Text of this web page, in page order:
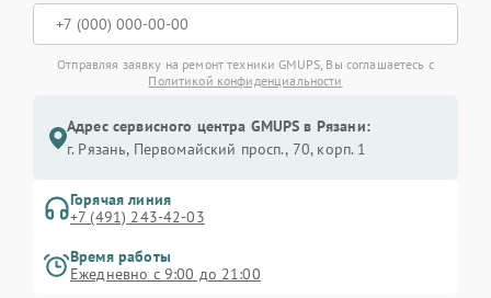
Отправляя заявку на ремонт техники GMUPS, Вы соглашаетесь с
Политикой конфиденциальности
Адрес сервисного центра GMUPS в Рязани:
г. Рязань, Первомайский просп., 70, корп. 1
Горячая линия
+7 (491) 243-42-03
Время работы
Ежедневно с 9:00 до 21:00